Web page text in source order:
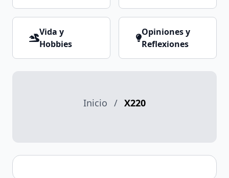
Vida y
Hobbies
Opiniones y
Reflexiones
Inicio / X220